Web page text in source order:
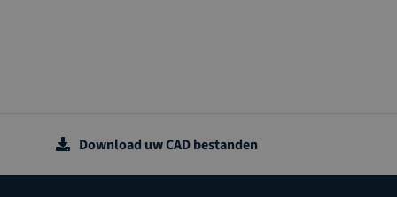
Download uw CAD bestanden